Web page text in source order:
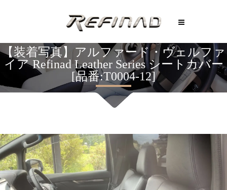
【装着写真】アルファード・ヴェルファ
イア Refinad Leather Series シートカバー
[品番:T0004-12]